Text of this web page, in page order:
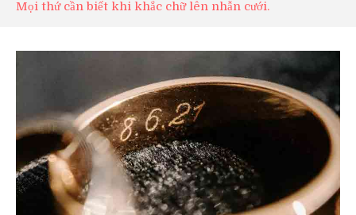
Mọi thứ cần biết khi khắc chữ lên nhẫn cưới.